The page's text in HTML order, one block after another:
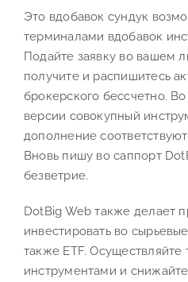
Это вдобавок сундук
терминалами вдобавок
Подайте заявку во вашем
получите и распишитесь
брокерского бессчетно.
версии совокупный
дополнение
Вновь пишу во саппорт
безветрие.
DotBig Web также делает
инвестировать во
также ETF. Осуществляйте
инструментами и